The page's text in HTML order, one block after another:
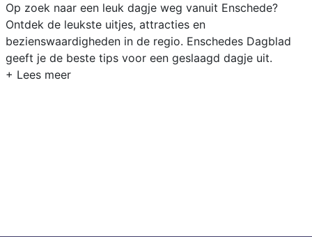
Op zoek naar een leuk dagje weg vanuit Enschede?
Ontdek de leukste uitjes, attracties en
bezienswaardigheden in de regio. Enschedes Dagblad
geeft je de beste tips voor een geslaagd dagje uit.